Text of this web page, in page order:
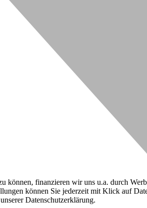
können, finanzieren wir uns u.a. durch
können Sie jederzeit mit Klick auf
Datenschutzerklärung.